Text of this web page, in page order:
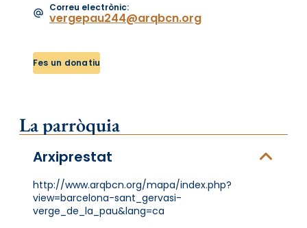
Correu electrònic:
vergepau244@arqbcn.org
Fes un donatiu
La parròquia
Arxiprestat
http://www.arqbcn.org/mapa/index.php?
view=barcelona-sant_gervasi-
verge_de_la_pau&lang=ca